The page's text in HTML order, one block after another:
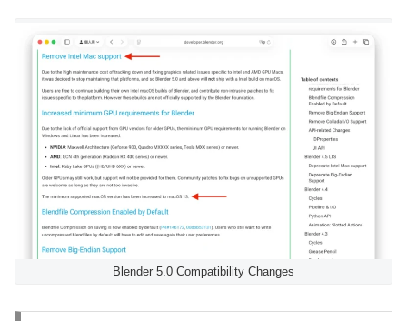
Blender 5.0 Compatibility Changes